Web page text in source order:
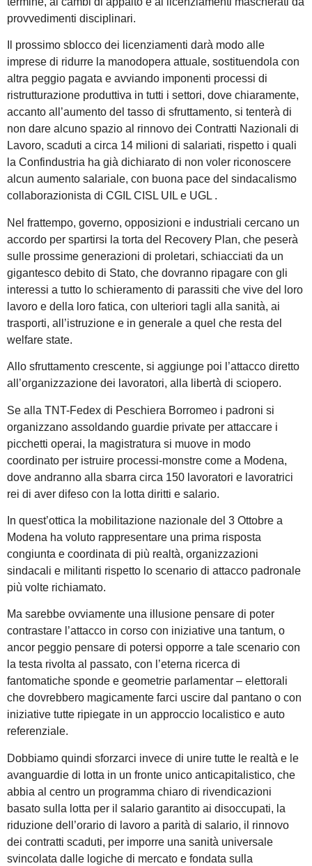
provvedimenti disciplinari.
Il prossimo sblocco dei licenziamenti darà modo alle
imprese di ridurre la manodopera attuale, sostituendola con
altra peggio pagata e avviando imponenti processi di
ristrutturazione produttiva in tutti i settori, dove chiaramente,
accanto all’aumento del tasso di sfruttamento, si tenterà di
non dare alcuno spazio al rinnovo dei Contratti Nazionali di
Lavoro, scaduti a circa 14 milioni di salariati, rispetto i quali
la Confindustria ha già dichiarato di non voler riconoscere
alcun aumento salariale, con buona pace del sindacalismo
collaborazionista di CGIL CISL UIL e UGL .
Nel frattempo, governo, opposizioni e industriali cercano un
accordo per spartirsi la torta del Recovery Plan, che peserà
sulle prossime generazioni di proletari, schiacciati da un
gigantesco debito di Stato, che dovranno ripagare con gli
interessi a tutto lo schieramento di parassiti che vive del loro
lavoro e della loro fatica, con ulteriori tagli alla sanità, ai
trasporti, all’istruzione e in generale a quel che resta del
welfare state.
Allo sfruttamento crescente, si aggiunge poi l’attacco diretto
all’organizzazione dei lavoratori, alla libertà di sciopero.
Se alla TNT-Fedex di Peschiera Borromeo i padroni si
organizzano assoldando guardie private per attaccare i
picchetti operai, la magistratura si muove in modo
coordinato per istruire processi-monstre come a Modena,
dove andranno alla sbarra circa 150 lavoratori e lavoratrici
rei di aver difeso con la lotta diritti e salario.
In quest’ottica la mobilitazione nazionale del 3 Ottobre a
Modena ha voluto rappresentare una prima risposta
congiunta e coordinata di più realtà, organizzazioni
sindacali e militanti rispetto lo scenario di attacco padronale
più volte richiamato.
Ma sarebbe ovviamente una illusione pensare di poter
contrastare l’attacco in corso con iniziative una tantum, o
ancor peggio pensare di potersi opporre a tale scenario con
la testa rivolta al passato, con l’eterna ricerca di
fantomatiche sponde e geometrie parlamentar – elettorali
che dovrebbero magicamente farci uscire dal pantano o con
iniziative tutte ripiegate in un approccio localistico e auto
referenziale.
Dobbiamo quindi sforzarci invece di unire tutte le realtà e le
avanguardie di lotta in un fronte unico anticapitalistico, che
abbia al centro un programma chiaro di rivendicazioni
basato sulla lotta per il salario garantito ai disoccupati, la
riduzione dell’orario di lavoro a parità di salario, il rinnovo
dei contratti scaduti, per imporre una sanità universale
svincolata dalle logiche di mercato e fondata sulla